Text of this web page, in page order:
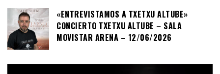
«ENTREVISTAMOS A TXETXU ALTUBE»
CONCIERTO TXETXU ALTUBE – SALA
MOVISTAR ARENA – 12/06/2026